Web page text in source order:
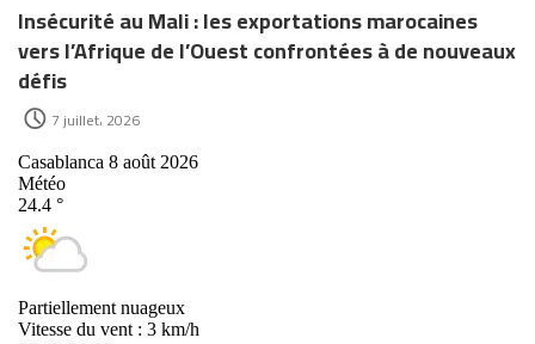
Insécurité au Mali : les exportations marocaines
vers l’Afrique de l’Ouest confrontées à de nouveaux
défis
7 juillet، 2026